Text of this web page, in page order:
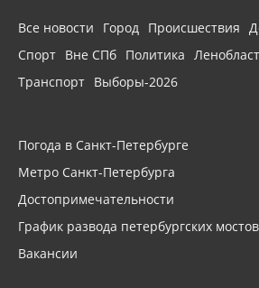
Все новости Город Происшествия
Спорт Вне СПб Политика
Транспорт Выборы-2026
Погода в Санкт-Петербурге
Метро Санкт-Петербурга
Достопримечательности
График развода петербургских мостов
Вакансии